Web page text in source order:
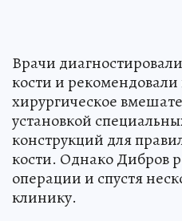
Врачи
кости и рекомендовали
хирургическое
установкой
конструкций для
кости. Однако Дибров
операции и спустя
клинику.